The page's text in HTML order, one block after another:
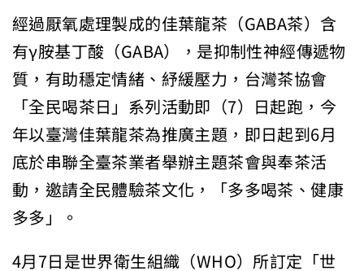
經過厭氧處理製成的佳葉龍茶（GABA茶）含
有γ胺基丁酸（GABA），是抑制性神經傳遞物
質，有助穩定情緒、紓緩壓力，台灣茶協會
「全民喝茶日」系列活動即（7）日起跑，今
年以臺灣佳葉龍茶為推廣主題，即日起到6月
底於串聯全臺茶業者舉辦主題茶會與奉茶活
動，邀請全民體驗茶文化，「多多喝茶、健康
多多」。